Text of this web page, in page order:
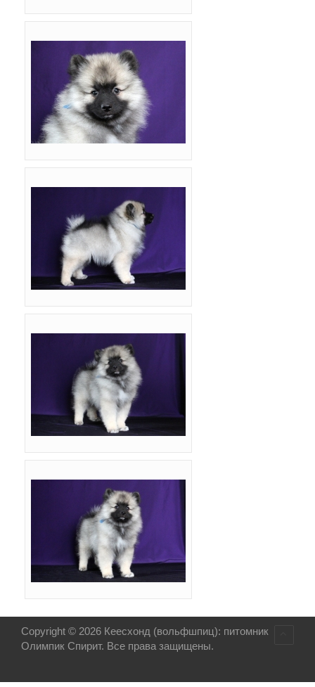
Copyright © 2026 Кеесхонд (вольфшпиц): питомник
Олимпик Спирит. Все права защищены.